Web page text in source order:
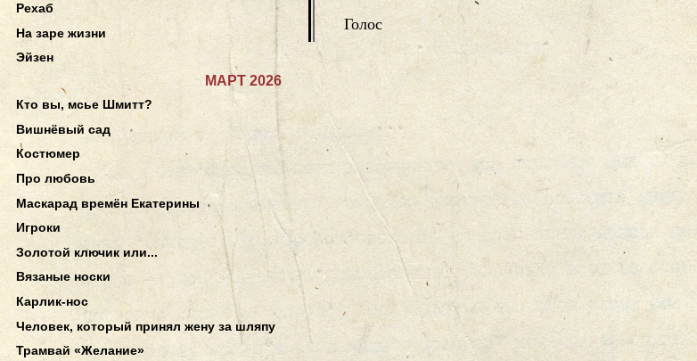
Голос
Рехаб
На заре жизни
Эйзен
МАРТ 2026
Кто вы, мсье Шмитт?
Вишнёвый сад
Костюмер
Про любовь
Маскарад времён Екатерины
Игроки
Золотой ключик или...
Вязаные носки
Карлик-нос
Человек, который принял жену за шляпу
Трамвай «Желание»